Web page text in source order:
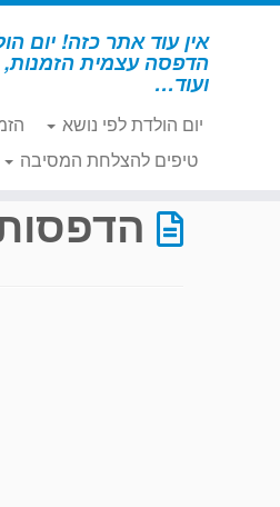
דלג
אין עוד אתר כזה! יום
הדפסה עצמית
ועוד…
יום הולדת לפי נושא
טיפים להצלחת המסיבה
דף הבית » הדפסות – קרקס